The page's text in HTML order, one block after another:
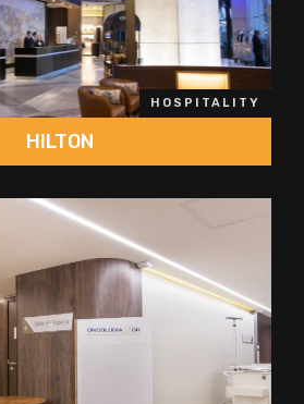
HOSPITALITY
HILTON